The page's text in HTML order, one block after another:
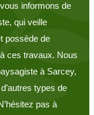
informons de
qui veille
possède de
ces travaux. Nous
à Sarcey,
types de
pas à